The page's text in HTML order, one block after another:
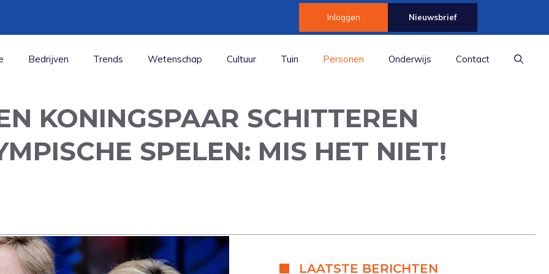
Inloggen Nieuwsbrief
Bedrijven Trends Wetenschap Cultuur Tuin Personen Onderwijs Contact
KONINGSPAAR SCHITTEREN
SPELEN: MIS HET NIET!
LAATSTE BERICHTEN